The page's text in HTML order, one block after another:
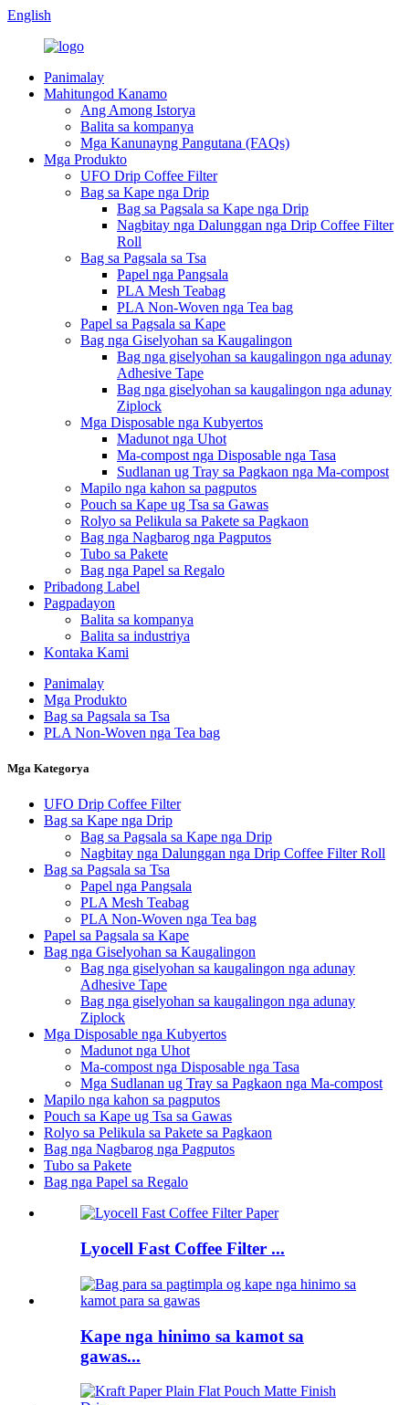
English
Panimalay
Mahitungod Kanamo
Ang Among Istorya
Balita sa kompanya
Mga Kanunayng Pangutana (FAQs)
Mga Produkto
UFO Drip Coffee Filter
Bag sa Kape nga Drip
Bag sa Pagsala sa Kape nga Drip
Nagbitay nga Dalunggan nga Drip Coffee Filter
Roll
Bag sa Pagsala sa Tsa
Papel nga Pangsala
PLA Mesh Teabag
PLA Non-Woven nga Tea bag
Papel sa Pagsala sa Kape
Bag nga Giselyohan sa Kaugalingon
Bag nga giselyohan sa kaugalingon nga adunay
Adhesive Tape
Bag nga giselyohan sa kaugalingon nga adunay
Ziplock
Mga Disposable nga Kubyertos
Madunot nga Uhot
Ma-compost nga Disposable nga Tasa
Sudlanan ug Tray sa Pagkaon nga Ma-compost
Mapilo nga kahon sa pagputos
Pouch sa Kape ug Tsa sa Gawas
Rolyo sa Pelikula sa Pakete sa Pagkaon
Bag nga Nagbarog nga Pagputos
Tubo sa Pakete
Bag nga Papel sa Regalo
Pribadong Label
Pagpadayon
Balita sa kompanya
Balita sa industriya
Kontaka Kami
Panimalay
Mga Produkto
Bag sa Pagsala sa Tsa
PLA Non-Woven nga Tea bag
Mga Kategorya
UFO Drip Coffee Filter
Bag sa Kape nga Drip
Bag sa Pagsala sa Kape nga Drip
Nagbitay nga Dalunggan nga Drip Coffee Filter Roll
Bag sa Pagsala sa Tsa
Papel nga Pangsala
PLA Mesh Teabag
PLA Non-Woven nga Tea bag
Papel sa Pagsala sa Kape
Bag nga Giselyohan sa Kaugalingon
Bag nga giselyohan sa kaugalingon nga adunay
Adhesive Tape
Bag nga giselyohan sa kaugalingon nga adunay
Ziplock
Mga Disposable nga Kubyertos
Madunot nga Uhot
Ma-compost nga Disposable nga Tasa
Mga Sudlanan ug Tray sa Pagkaon nga Ma-compost
Mapilo nga kahon sa pagputos
Pouch sa Kape ug Tsa sa Gawas
Rolyo sa Pelikula sa Pakete sa Pagkaon
Bag nga Nagbarog nga Pagputos
Tubo sa Pakete
Bag nga Papel sa Regalo
Lyocell Fast Coffee Filter ...
Kape nga hinimo sa kamot sa
gawas...